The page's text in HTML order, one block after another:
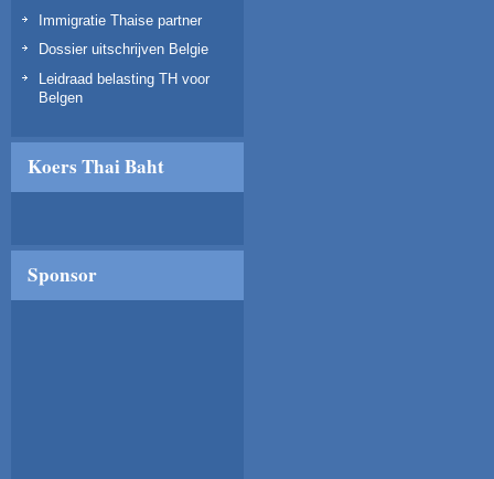
Immigratie Thaise partner
Dossier uitschrijven Belgie
Leidraad belasting TH voor
Belgen
Koers Thai Baht
Sponsor